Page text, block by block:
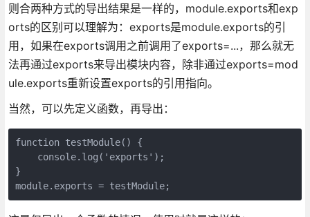
则合两种方式的导出结果是一样的，module.exports和exp
orts的区别可以理解为：exports是module.exports的引
用，如果在exports调用之前调用了exports=...，那么就无
法再通过exports来导出模块内容，除非通过exports=mod
ule.exports重新设置exports的引用指向。
当然，可以先定义函数，再导出：
function testModule() {
    console.log('exports');
}
module.exports = testModule;